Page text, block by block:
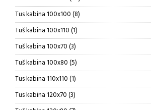
proizvoda
Tus kabina 100x100 88
proizvoda
Tuš kabina 100x110 11
proizvod
Tuš kabina 100x70 33
proizvoda
Tuš kabina 100x80 55
proizvoda
Tus kabina 110x110 11
proizvod
Tus kabina 120x70 33
proizvoda